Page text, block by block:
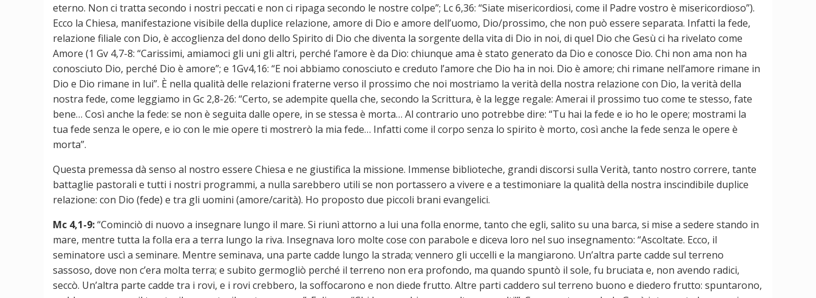
eterno. Non ci tratta secondo i nostri peccati e non ci ripaga secondo le nostre colpe”; Lc 6,36: “Siate misericordiosi, come il Padre vostro è misericordioso”).
Ecco la Chiesa, manifestazione visibile della duplice relazione, amore di Dio e amore dell’uomo, Dio/prossimo, che non può essere separata. Infatti la fede,
relazione filiale con Dio, è accoglienza del dono dello Spirito di Dio che diventa la sorgente della vita di Dio in noi, di quel Dio che Gesù ci ha rivelato come
Amore (1 Gv 4,7-8: “Carissimi, amiamoci gli uni gli altri, perché l’amore è da Dio: chiunque ama è stato generato da Dio e conosce Dio. Chi non ama non ha
conosciuto Dio, perché Dio è amore”; e 1Gv4,16: “E noi abbiamo conosciuto e creduto l’amore che Dio ha in noi. Dio è amore; chi rimane nell’amore rimane in
Dio e Dio rimane in lui”. È nella qualità delle relazioni fraterne verso il prossimo che noi mostriamo la verità della nostra relazione con Dio, la verità della
nostra fede, come leggiamo in Gc 2,8-26: “Certo, se adempite quella che, secondo la Scrittura, è la legge regale: Amerai il prossimo tuo come te stesso, fate
bene… Così anche la fede: se non è seguita dalle opere, in se stessa è morta… Al contrario uno potrebbe dire: “Tu hai la fede e io ho le opere; mostrami la
tua fede senza le opere, e io con le mie opere ti mostrerò la mia fede… Infatti come il corpo senza lo spirito è morto, così anche la fede senza le opere è
morta”.
Questa premessa dà senso al nostro essere Chiesa e ne giustifica la missione. Immense biblioteche, grandi discorsi sulla Verità, tanto nostro correre, tante
battaglie pastorali e tutti i nostri programmi, a nulla sarebbero utili se non portassero a vivere e a testimoniare la qualità della nostra inscindibile duplice
relazione: con Dio (fede) e tra gli uomini (amore/carità). Ho proposto due piccoli brani evangelici.
Mc 4,1-9:“Cominciò di nuovo a insegnare lungo il mare. Si riunì attorno a lui una folla enorme, tanto che egli, salito su una barca, si mise a sedere stando in
mare, mentre tutta la folla era a terra lungo la riva. Insegnava loro molte cose con parabole e diceva loro nel suo insegnamento: “Ascoltate. Ecco, il
seminatore uscì a seminare. Mentre seminava, una parte cadde lungo la strada; vennero gli uccelli e la mangiarono. Un’altra parte cadde sul terreno
sassoso, dove non c’era molta terra; e subito germogliò perché il terreno non era profondo, ma quando spuntò il sole, fu bruciata e, non avendo radici,
seccò. Un’altra parte cadde tra i rovi, e i rovi crebbero, la soffocarono e non diede frutto. Altre parti caddero sul terreno buono e diedero frutto: spuntarono,